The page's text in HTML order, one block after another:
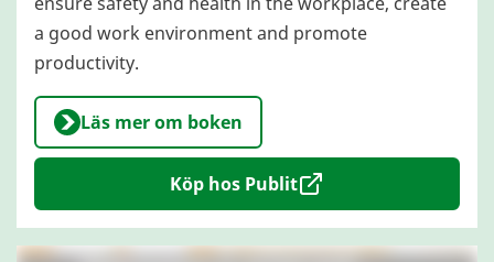
a good work environment and promote
productivity.
Läs mer om boken
Köp hos Publit